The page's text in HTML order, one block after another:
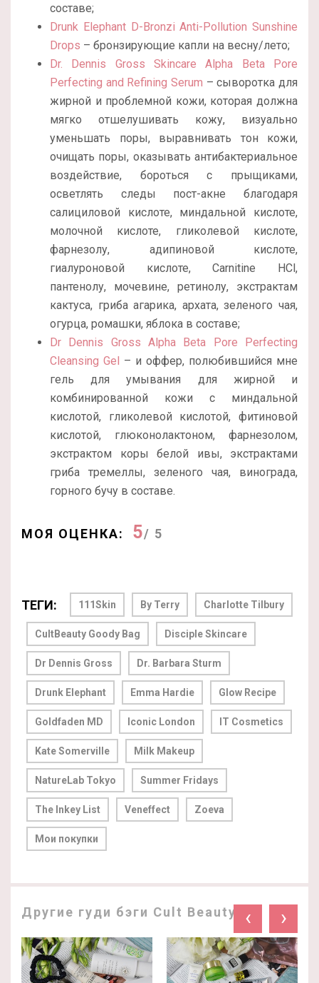
составе;
Drunk Elephant D-Bronzi Anti-Pollution Sunshine
Drops – бронзирующие капли на весну/лето;
Dr. Dennis Gross Skincare Alpha Beta Pore
Perfecting and Refining Serum – сыворотка для
жирной и проблемной кожи, которая должна
мягко отшелушивать кожу, визуально
уменьшать поры, выравнивать тон кожи,
очищать поры, оказывать антибактериальное
воздействие, бороться с прыщиками,
осветлять следы пост-акне благодаря
салициловой кислоте, миндальной кислоте,
молочной кислоте, гликолевой кислоте,
фарнезолу, адипиновой кислоте,
гиалуроновой кислоте, Carnitine HCl,
пантенолу, мочевине, ретинолу, экстрактам
кактуса, гриба агарика, архата, зеленого чая,
огурца, ромашки, яблока в составе;
Dr Dennis Gross Alpha Beta Pore Perfecting
Cleansing Gel – и оффер, полюбившийся мне
гель для умывания для жирной и
комбинированной кожи с миндальной
кислотой, гликолевой кислотой, фитиновой
кислотой, глюконолактоном, фарнезолом,
экстрактом коры белой ивы, экстрактами
гриба тремеллы, зеленого чая, винограда,
горного бучу в составе.
МОЯ ОЦЕНКА: 5/ 5
ТЕГИ: 111Skin By Terry Charlotte Tilbury
CultBeauty Goody Bag Disciple Skincare
Dr Dennis Gross Dr. Barbara Sturm
Drunk Elephant Emma Hardie Glow Recipe
Goldfaden MD Iconic London IT Cosmetics
Kate Somerville Milk Makeup
NatureLab Tokyo Summer Fridays
The Inkey List Veneffect Zoeva
Мои покупки
Другие гуди бэги Cult Beauty: ‹ ›